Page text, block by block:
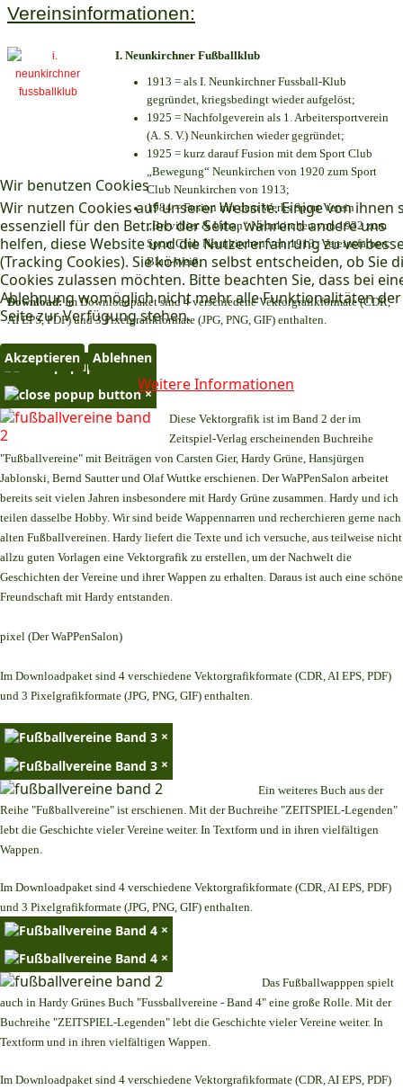
Wir benutzen Cookies
Wir nutzen Cookies auf unserer Website. Einige von ihnen
essenziell für den Betrieb der Seite, während andere uns
helfen, diese Website und die Nutzererfahrung zu
(Tracking Cookies). Sie können selbst entscheiden, ob Sie
Cookies zulassen möchten. Bitte beachten Sie, dass bei
Ablehnung womöglich nicht mehr alle Funktionalitäten der
Seite zur Verfügung stehen.
Akzeptieren Ablehnen
Weitere Informationen
Vereinsinformationen:
I. Neunkirchner Fußballklub
1913 = als I. Neunkirchner Fussball-Klub
gegründet, kriegsbedingt wieder aufgelöst;
1925 = Nachfolgeverein als 1. Arbeitersportverein
(A. S. V.) Neunkirchen wieder gegründet;
1925 = kurz darauf Fusion mit dem Sport Club
„Bewegung“ Neunkirchen von 1920 zum Sport
Club Neunkirchen von 1913;
1984 = Fusion mit dem Werks Sport Verein
„Brevillier & Urban“ Neunkirchen von 1932 zum
Sport Club Neunkirchen von 1913; Vereinsfarben:
Blau-Weiß;
Download:Im Downloadpaket sind 4 verschiedene Vektorgrafikformate (CDR,
AI EPS, PDF) und 3 Pixelgrafikformate (JPG, PNG, GIF) enthalten.
×
×
Diese Vektorgrafik ist im Band 2 der im
Zeitspiel-Verlag erscheinenden Buchreihe
"Fußballvereine" mit Beiträgen von Carsten Gier, Hardy Grüne, Hansjürgen
Jablonski, Bernd Sautter und Olaf Wuttke erschienen. Der WaPPenSalon arbeitet
bereits seit vielen Jahren insbesondere mit Hardy Grüne zusammen. Hardy und ich
teilen dasselbe Hobby. Wir sind beide Wappennarren und recherchieren gerne nach
alten Fußballvereinen. Hardy liefert die Texte und ich versuche, aus teilweise nicht
allzu guten Vorlagen eine Vektorgrafik zu erstellen, um der Nachwelt die
Geschichten der Vereine und ihrer Wappen zu erhalten. Daraus ist auch eine schöne
Freundschaft mit Hardy entstanden.
pixel (Der WaPPenSalon)
Im Downloadpaket sind 4 verschiedene Vektorgrafikformate (CDR, AI EPS, PDF)
und 3 Pixelgrafikformate (JPG, PNG, GIF) enthalten.
×
×
Ein weiteres Buch aus der
Reihe "Fußballvereine" ist erschienen. Mit der Buchreihe "ZEITSPIEL-Legenden"
lebt die Geschichte vieler Vereine weiter. In Textform und in ihren vielfältigen
Wappen.
Im Downloadpaket sind 4 verschiedene Vektorgrafikformate (CDR, AI EPS, PDF)
und 3 Pixelgrafikformate (JPG, PNG, GIF) enthalten.
×
×
Das Fußballwapppen spielt
auch in Hardy Grünes Buch "Fussballvereine - Band 4" eine große Rolle. Mit der
Buchreihe "ZEITSPIEL-Legenden" lebt die Geschichte vieler Vereine weiter. In
Textform und in ihren vielfältigen Wappen.
Im Downloadpaket sind 4 verschiedene Vektorgrafikformate (CDR, AI EPS, PDF)